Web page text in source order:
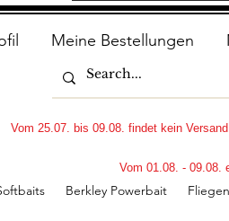
Meine Bestellungen
Berkley Powerbait Fliegen
Vom 25.07. bis 09.08. findet kein
Vom 01.08. - 09.08.